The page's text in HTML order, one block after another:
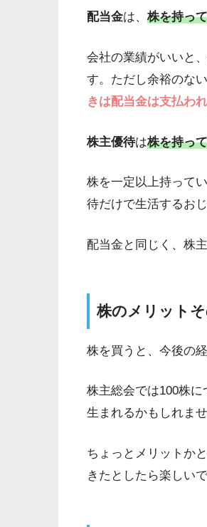
配当金は、 株を持っ
会社の業績がいいと
す。ただし余裕のな
きは配当金は支払わ
株主優待は株を持っ
株を一定以上持って
待だけで生活するお
配当金と同じく、株
株のメリット
株を買うと、今後の
株主総会では100株
生まれるかもしれませ
ちょっとメリットか
きたとしたら楽しいで